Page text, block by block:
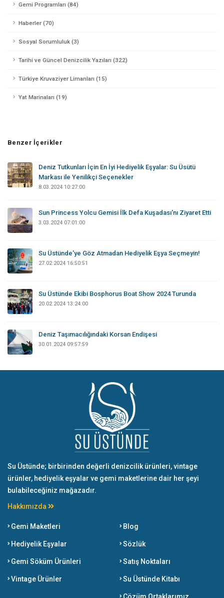
Gemi Programları (84)
Haberler (70)
Sosyal Sorumluluk (3)
Tarihi ve Güncel Denizcilik Yazıları (322)
Türkiye Kruvaziyer Limanları (15)
Yat Marinaları (19)
Benzer İçerikler
Deniz Tutkunları İçin En İyi Hediyelik Eşyalar: Su Üsütü
Markası ile Yenilikçi Seçenekler
8.03.2024 10:27:00
Sun Princess Yolcu Gemisi İlk Defa Kuşadası'nı Ziyaret Etti
3.03.2024 07:01:00
Su Üstünde'ye Göz Atmadan Hediyelik Eşya Seçmeyin!
27.02.2024 16:50:51
Su Üstünde Ekibi Bosphorus Boat Show 2024 Turunda
20.02.2024 13:24:00
Deniz Taşımacılığındaki Korsan Endişesi
30.01.2024 09:57:59
Su Üstünde; birbirinden değerli denizcilik ürünleri, vintage
ürünler, hediyelik eşyalar ve gemi maketlerine dair her şeyi
bulabileceğiniz mağazadır.
Hakkımızda
Gemi Maketleri
Hediyelik Eşyalar
Gemi Söküm Ürünleri
Vintage Ürünler
Blog
Sözlük
Satış Noktaları
Su Üstünde Kitabı